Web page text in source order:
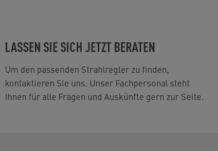
LASSEN SIE SICH JETZT BERATEN
Um den passenden Strahlregler zu finden,
kontaktieren Sie uns. Unser Fachpersonal steht
Ihnen für alle Fragen und Auskünfte gern zur Seite.